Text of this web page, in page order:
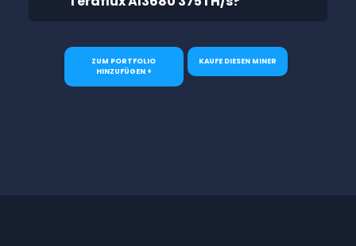
ZUM PORTFOLIO
HINZUFÜGEN +
KAUFE DIESEN MINER